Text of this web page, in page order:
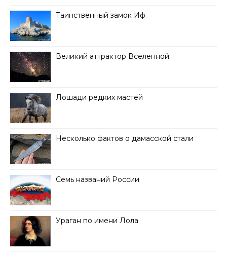
Таинственный замок Иф
Великий аттрактор Вселенной
Лошади редких мастей
Несколько фактов о дамасской стали
Семь названий России
Ураган по имени Лола